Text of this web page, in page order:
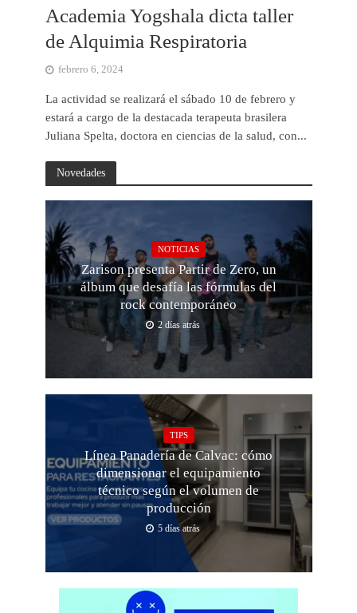
Academia Yogshala dicta taller
de Alquimia Respiratoria
febrero 6, 2024
La actividad se realizará el sábado 10 de febrero y
estará a cargo de la destacada terapeuta brasilera
Juliana Spelta, doctora en ciencias de la salud, con...
Novedades
NOTICIAS
Zarison presenta Partir de Zero, un
álbum que desafía las fórmulas del
rock contemporáneo
2 días atrás
TIPS
Línea Panadería de Calvac: cómo
dimensionar el equipamiento
técnico según el volumen de
producción
5 días atrás